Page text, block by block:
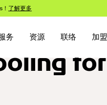
了解更多
服务 资源 联络 加